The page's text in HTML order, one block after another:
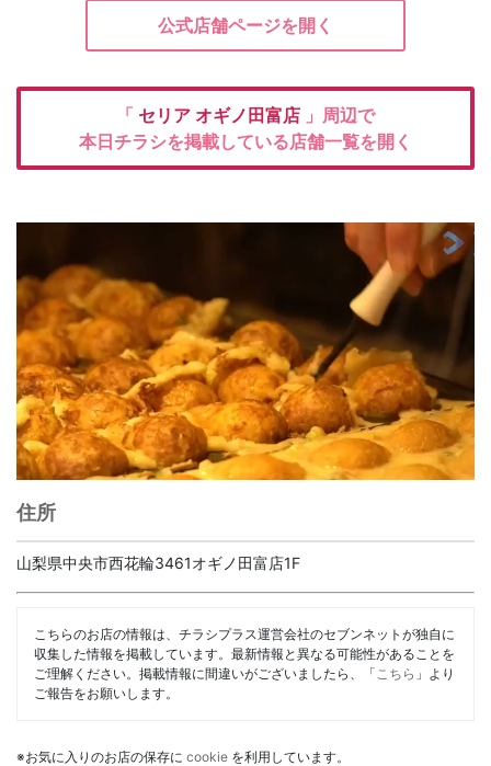
公式店舗ページを開く
「 セリア オギノ田富店 」周辺で
本日チラシを掲載している店舗一覧を開く
住所
山梨県中央市西花輪3461オギノ田富店1F
こちらのお店の情報は、チラシプラス運営会社のセブンネットが独自に
収集した情報を掲載しています。最新情報と異なる可能性があることを
ご理解ください。掲載情報に間違いがございましたら、「 こちら 」より
ご報告をお願いします。
※お気に入りのお店の保存に cookie を利用しています。